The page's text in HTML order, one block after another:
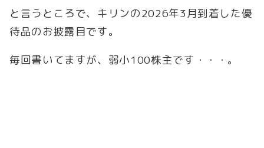
と言うところで、キリンの2026年3月到着した優
待品のお披露目です。
毎回書いてますが、弱小100株主です・・・。